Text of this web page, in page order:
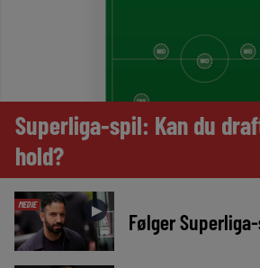
Superliga-spil: Kan du
hold?
MEDIE ► Følger